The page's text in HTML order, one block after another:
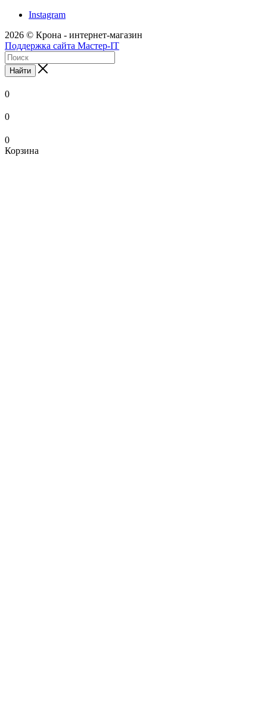
Instagram
2026 © Крона - интернет-магазин
Поддержка сайта Мастер-IT
Найти
0
0
0
Корзина